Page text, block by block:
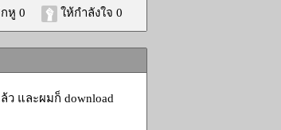
ให้กำลังใจ 0
หู 0
และผมก็ download